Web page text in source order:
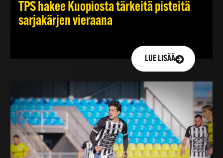
TPS hakee Kuopiosta tärkeitä pisteitä
sarjakärjen vieraana
LUE LISÄÄ